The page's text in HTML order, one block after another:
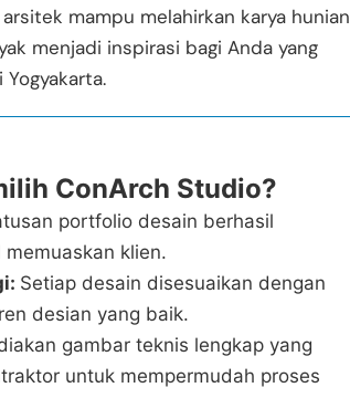
mampu melahirkan karya hunian
menjadi inspirasi bagi Anda yang
ConArch Studio?
portfolio desain berhasil
klien.
Setiap desain disesuaikan dengan
desian yang baik.
gambar teknis lengkap yang
untuk mempermudah proses